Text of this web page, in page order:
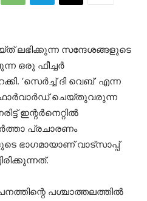
ലഭിക്കുന്ന സന്ദേശങ്ങളുടെ
ഒരു ഫീച്ചർ
‘സെർച്ച് ദി വെബ്’ എന്ന
ചെയ്തുവരുന്ന
ഇന്റർനെറ്റിൽ
പ്രചാരണം
ഭാഗമായാണ് വാട്സാപ്പ്
പശ്ചാത്തലത്തിൽ